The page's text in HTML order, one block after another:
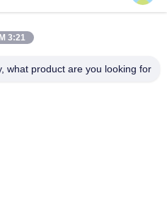
آدرس
3:21 AM
what product are you looking for?